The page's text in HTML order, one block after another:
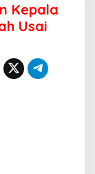
Kepala
Usai